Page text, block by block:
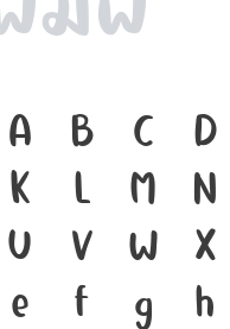
A B C D
K
L M N
U
V W X
e
f g h
ภาษา คือ เครื่
ชาติดำรงอยู่ไ
สำคัญที่ทำให้ภ
พัฒนาทันกระแ